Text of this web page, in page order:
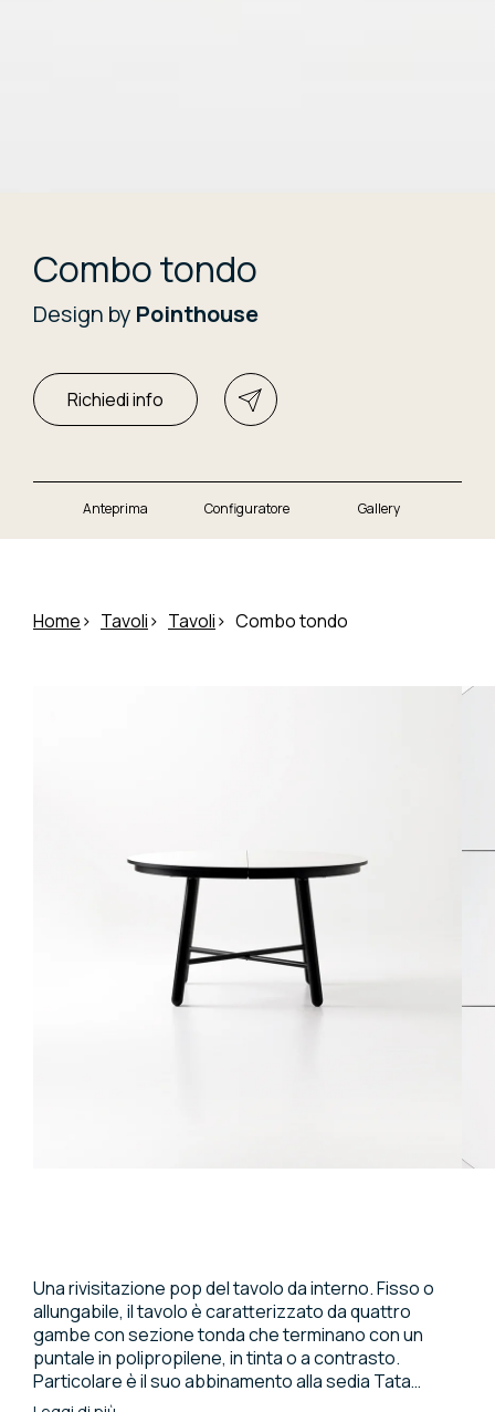
Combo tondo
Design by Pointhouse
Richiedi info
Anteprima Configuratore Gallery
Home Tavoli Tavoli Combo tondo
Una rivisitazione pop del tavolo da interno. Fisso o
allungabile, il tavolo è caratterizzato da quattro
gambe con sezione tonda che terminano con un
puntale in polipropilene, in tinta o a contrasto.
Particolare è il suo abbinamento alla sedia Tata
Young e a molte sedute del catalogo Pointhouse. È